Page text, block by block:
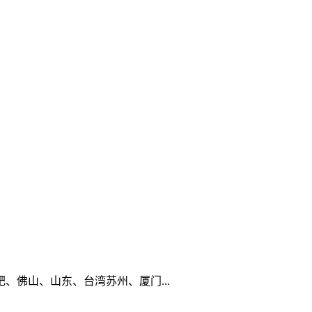
佛山、山东、台湾苏州、厦门...